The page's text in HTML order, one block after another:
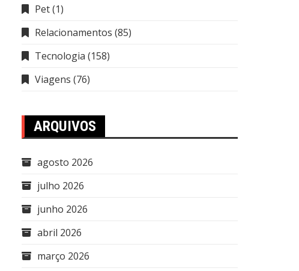
Pet(1)
Relacionamentos (85)
Tecnologia (158)
Viagens (76)
ARQUIVOS
agosto 2026
julho 2026
junho 2026
abril 2026
março 2026